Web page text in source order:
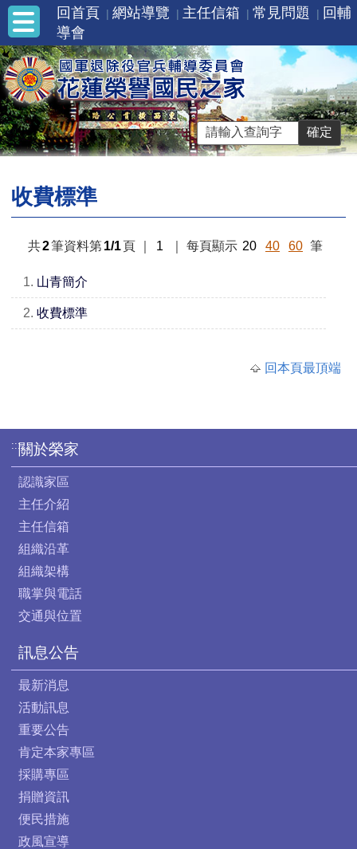
回首頁 網站導覽 主任信箱 常見問題
回輔
導會
收費標準
共2筆資料第1/1頁 1 每頁顯示 20 40 60 筆
1. 山青簡介
2. 收費標準
回本頁最頂端
:::關於榮家
認識家區
主任介紹
主任信箱
組織沿革
組織架構
職掌與電話
交通與位置
訊息公告
最新消息
活動訊息
重要公告
肯定本家專區
採購專區
捐贈資訊
便民措施
政風宣導